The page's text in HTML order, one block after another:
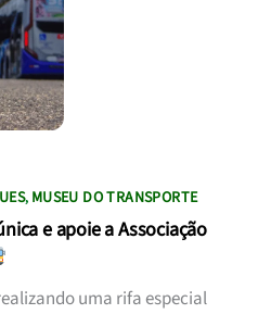
, MUSEU DO TRANSPORTE
e apoie a Associação
uma rifa especial